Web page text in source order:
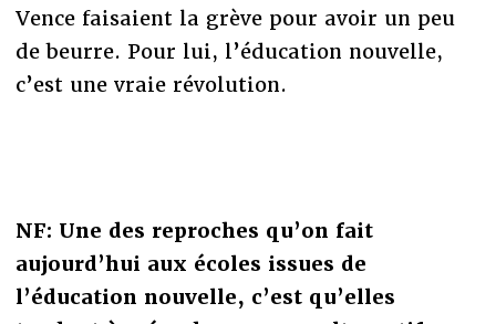
Vence faisaient la grève pour avoir un peu
de beurre. Pour lui, l’éducation nouvelle,
c’est une vraie révolution.
NF: Une des reproches qu’on fait
aujourd’hui aux écoles issues de
l’éducation nouvelle, c’est qu’elles